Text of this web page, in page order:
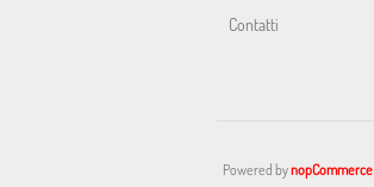
Contatti
Powered bynopCommerce